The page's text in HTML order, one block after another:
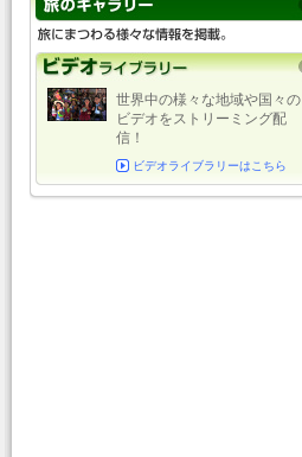
世界中の様々な地域や国々の
ビデオをストリーミング配
信！
ビデオライブラリーはこちら